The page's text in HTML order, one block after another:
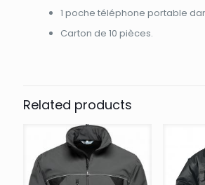
1 poche téléphone portable
Carton de 10 pièces.
Related products